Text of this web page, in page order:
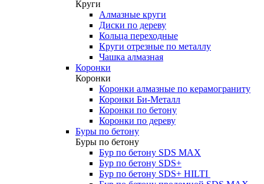
Круги
Алмазные круги
Диски по дереву
Кольца переходные
Круги отрезные по металлу
Чашка алмазная
Коронки
Коронки
Коронки алмазные по керамограниту
Коронки Би-Металл
Коронки по бетону
Коронки по дереву
Буры по бетону
Буры по бетону
Бур по бетону SDS MAX
Бур по бетону SDS+
Бур по бетону SDS+ HILTI